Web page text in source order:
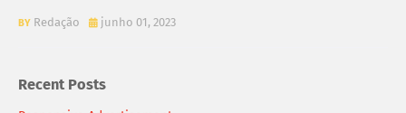
Redação junho 01, 2023
Recent Posts